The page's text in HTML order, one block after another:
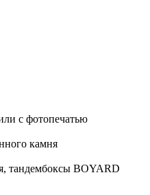
с фотопечатью
камня
тандембоксы BOYARD